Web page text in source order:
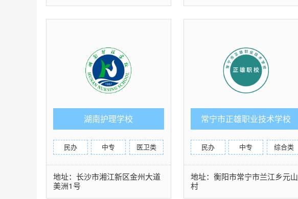
湖南护理学校
民办 中专 医卫类
地址：长沙市湘江新区金州大道
美洲1号
常宁市正雄职业技术学校
民办 中专 综合类
地址：衡阳市常宁市兰江乡元山
村